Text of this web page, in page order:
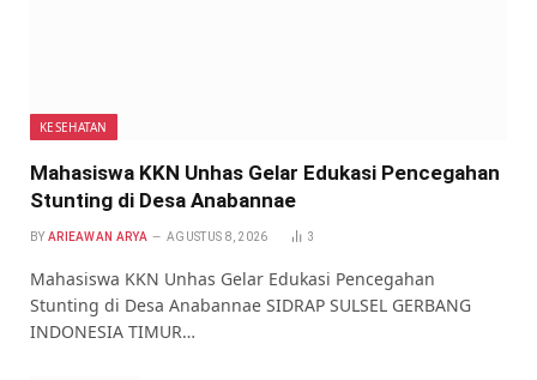
KESEHATAN
Mahasiswa KKN Unhas Gelar Edukasi Pencegahan
Stunting di Desa Anabannae
BY ARIEAWAN ARYA AGUSTUS 8, 2026 3
Mahasiswa KKN Unhas Gelar Edukasi Pencegahan
Stunting di Desa Anabannae SIDRAP SULSEL GERBANG
INDONESIA TIMUR…